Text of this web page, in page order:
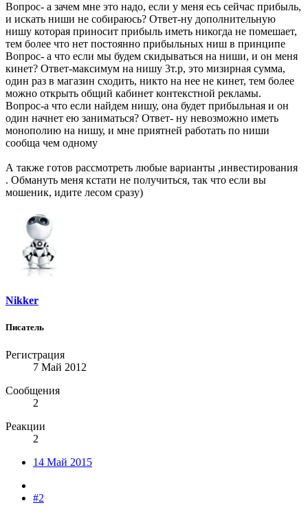
Вопрос- а зачем мне это надо, если у меня есь сейчас прибыль,
и искать ниши не собираюсь? Ответ-ну дополнительную
нишу которая приносит прибыль иметь никогда не помешает,
тем более что нет постоянно прибыльных ниш в принципе
Вопрос- а что если мы будем скидываться на ниши, и он меня
кинет? Ответ-максимум на нишу 3т.р, это мизирная сумма,
один раз в магазин сходить, никто на нее не кинет, тем более
можно открыть общий кабинет контекстной рекламы.
Вопрос-а что если найдем нишу, она будет прибыльная и он
один начнет ею заниматься? Ответ- ну невозможно иметь
монополию на нишу, и мне приятней работать по ниши
сообща чем одному
А также готов рассмотреть любые варианты ,инвестирования
. Обмануть меня кстати не получиться, так что если вы
мошеник, идите лесом сразу)
Nikker
Писатель
Регистрация
7 Май 2012
Сообщения
2
Реакции
2
14 Май 2015
#2